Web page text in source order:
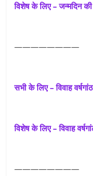
विशेष के लिए – जन्मदिन
————————
सभी के लिए – विवाह
विशेष के लिए – विवाह
————————